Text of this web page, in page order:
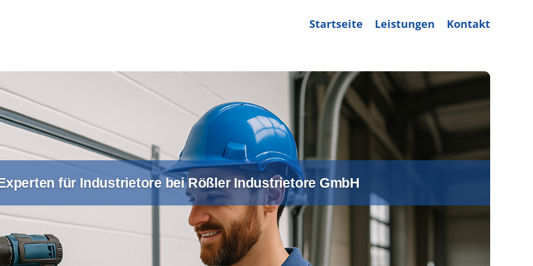
Startseite Leistungen Kontakt
für Industrietore bei Rößler Industrietore GmbH